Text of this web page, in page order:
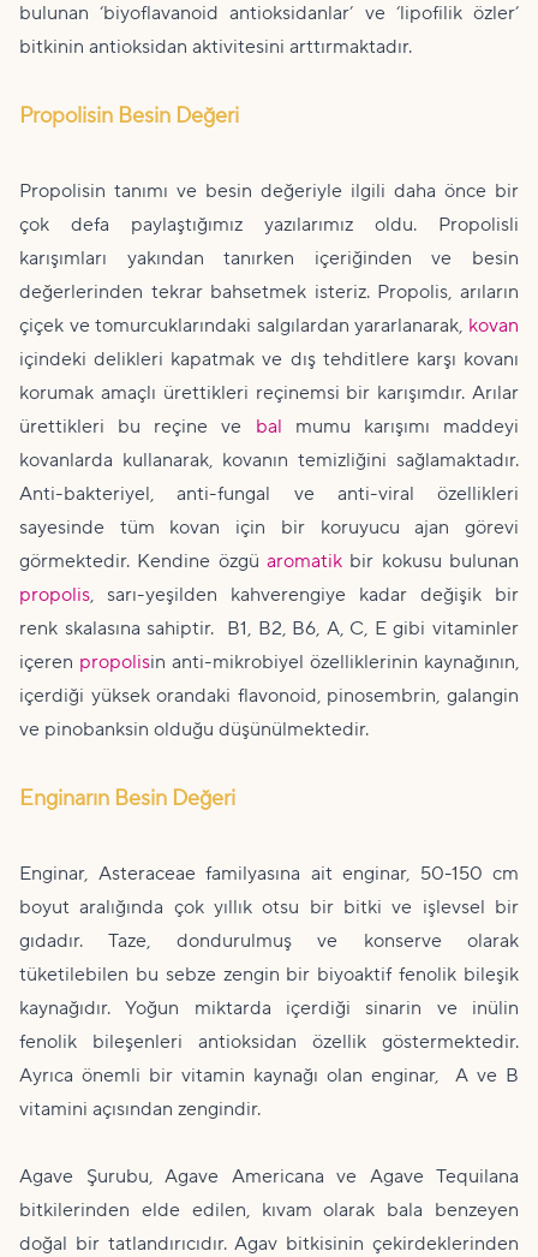
bulunan ‘biyoflavanoid antioksidanlar’ ve ‘lipofilik özler’
bitkinin antioksidan aktivitesini arttırmaktadır.
Propolisin Besin Değeri
Propolisin tanımı ve besin değeriyle ilgili daha önce bir
çok defa paylaştığımız yazılarımız oldu. Propolisli
karışımları yakından tanırken içeriğinden ve besin
değerlerinden tekrar bahsetmek isteriz. Propolis, arıların
çiçek ve tomurcuklarındaki salgılardan yararlanarak, kovan
içindeki delikleri kapatmak ve dış tehditlere karşı kovanı
korumak amaçlı ürettikleri reçinemsi bir karışımdır. Arılar
ürettikleri bu reçine ve bal mumu karışımı maddeyi
kovanlarda kullanarak, kovanın temizliğini sağlamaktadır.
Anti-bakteriyel, anti-fungal ve anti-viral özellikleri
sayesinde tüm kovan için bir koruyucu ajan görevi
görmektedir. Kendine özgü aromatik bir kokusu bulunan
propolis, sarı-yeşilden kahverengiye kadar değişik bir
renk skalasına sahiptir. B1, B2, B6, A, C, E gibi vitaminler
içeren propolisin anti-mikrobiyel özelliklerinin kaynağının,
içerdiği yüksek orandaki flavonoid, pinosembrin, galangin
ve pinobanksin olduğu düşünülmektedir.
Enginarın Besin Değeri
Enginar, Asteraceae familyasına ait enginar, 50-150 cm
boyut aralığında çok yıllık otsu bir bitki ve işlevsel bir
gıdadır. Taze, dondurulmuş ve konserve olarak
tüketilebilen bu sebze zengin bir biyoaktif fenolik bileşik
kaynağıdır. Yoğun miktarda içerdiği sinarin ve inülin
fenolik bileşenleri antioksidan özellik göstermektedir.
Ayrıca önemli bir vitamin kaynağı olan enginar, A ve B
vitamini açısından zengindir.
Agave Şurubu, Agave Americana ve Agave Tequilana
bitkilerinden elde edilen, kıvam olarak bala benzeyen
doğal bir tatlandırıcıdır. Agav bitkisinin çekirdeklerinden